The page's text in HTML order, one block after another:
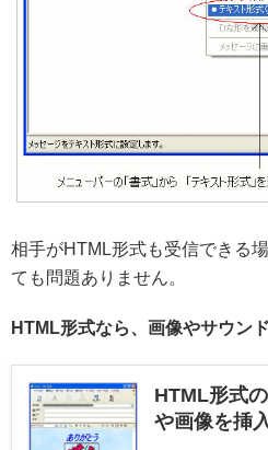
相手がHTML形式も受信できる
ても問題ありません。
HTML形式なら、画像やサウン
HTML形式
や画像を挿